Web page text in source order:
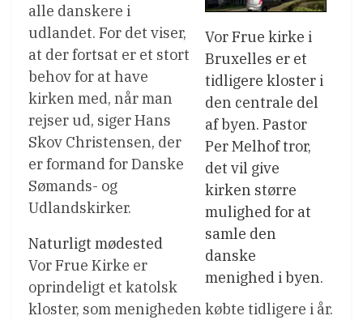
Vor Frue kirke i
Bruxelles er et
tidligere kloster i
den centrale del
af byen. Pastor
Per Melhof tror,
det vil give
kirken større
mulighed for at
samle den
danske
menighed i byen.
alle danskere i
udlandet. For det viser,
at der fortsat er et stort
behov for at have
kirken med, når man
rejser ud, siger Hans
Skov Christensen, der
er formand for Danske
Sømands- og
Udlandskirker.
Naturligt mødested
Vor Frue Kirke er
oprindeligt et katolsk
kloster, som menigheden købte tidligere i år.